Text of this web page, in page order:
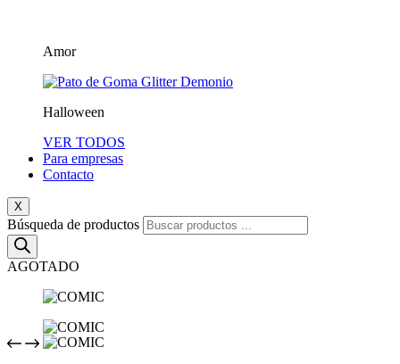
Amor
Halloween
VER TODOS
Para empresas
Contacto
X
Búsqueda de productos
AGOTADO